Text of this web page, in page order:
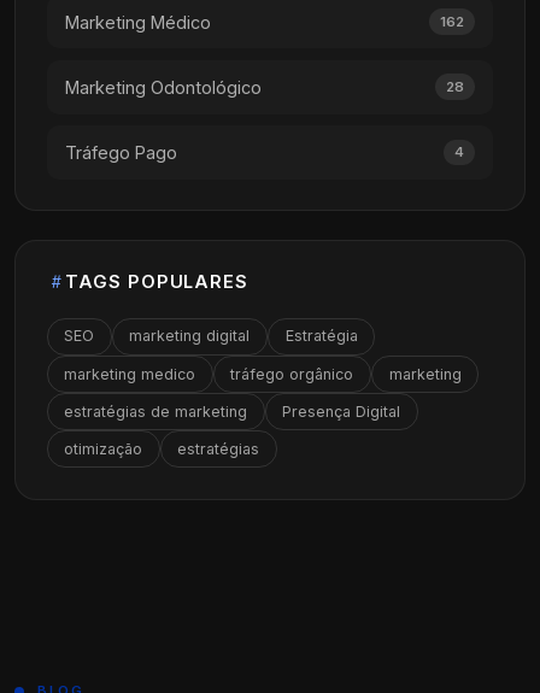
Marketing Médico 162
Marketing Odontológico 28
Tráfego Pago 4
TAGS POPULARES
SEO marketing digital Estratégia
marketing medico tráfego orgânico marketing
estratégias de marketing Presença Digital
otimização estratégias